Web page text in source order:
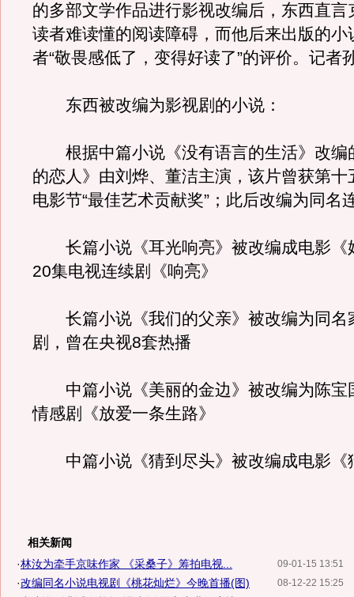
的多部文学作品进行影视改编后，东西直言
读者难读懂的阅读障碍，而他后来出版的小
者“敬畏感低了，变得好读了”的评价。记者
东西被改编为影视剧的小说：
根据中篇小说《没有语言的生活》改编
的恋人》由刘烨、董洁主演，该片曾获第十
电影节“最佳艺术贡献奖”；此后改编为同名
长篇小说《耳光响亮》被改编成电影《
20集电视连续剧《响亮》
长篇小说《我们的父亲》被改编为同名
剧，曾在央视8套热播
中篇小说《美丽的金边》被改编为陈宝
情感剧《放爱一条生路》
中篇小说《猜到尽头》被改编成电影《
相关新闻
09-01-15 13:51
·林汝为牵手京味作家 《采桑子》筹拍电视...
08-12-22 15:25
·改编同名小说电视剧《桃花灿烂》今晚首播(图)